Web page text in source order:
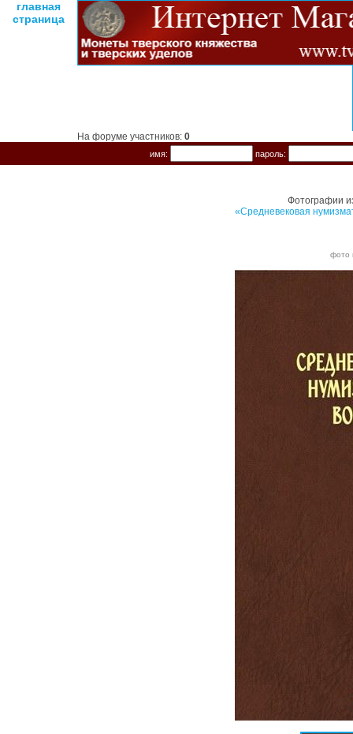
главная
страница
На форуме участников: 0
имя: пароль:
Фотографии
«Средневековая
фото